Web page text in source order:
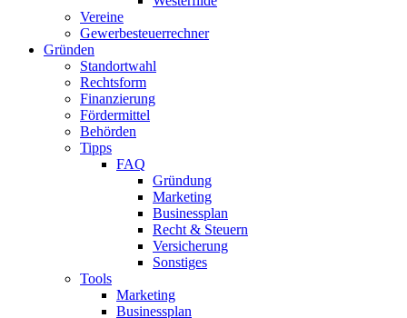
Vereine
Gewerbesteuerrechner
Gründen
Standortwahl
Rechtsform
Finanzierung
Fördermittel
Behörden
Tipps
FAQ
Gründung
Marketing
Businessplan
Recht & Steuern
Versicherung
Sonstiges
Tools
Marketing
Businessplan​